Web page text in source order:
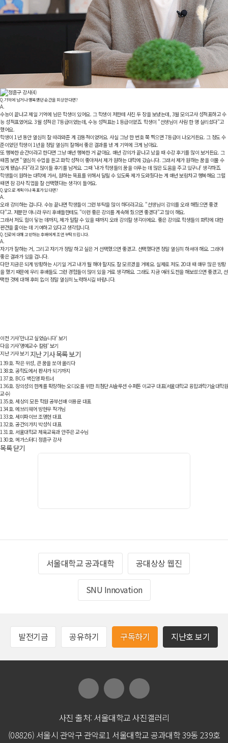
Q. 기억에 남거나 행복했던 순간을 회상한다면?
A.
수능이 끝나고 제일 기억에 남은 학생이 있어요. 그 학생이 저한테 사진 두 장을 보냈는데, 3월 모의고사 성적표하고 수
능 성적표였어요. 3월 성적은 7등급이었는데, 수능 성적표는 1등급이었죠. 학생이 "선생님이 사람 한 명 살리셨다"고
했어요.
학생이 1년 동안 열심히 잘 따라와준 게 감동적이었어요. 사실 그냥 한 번호 쭉 찍으면 7등급이 나오거든요. 그 정도 수
준이었던 학생이 1년을 정말 열심히 잘해서 좋은 결과를 낸 게 기억에 크게 남아요.
또 행복한 순간이라고 한다면 그냥 매년 행복한 거 같아요. 매년 강의가 끝나고 났을 때 수강 후기를 많이 보거든요. 그
때쯤 보면 "열심히 수업을 듣고 화학 성적이 좋아져서 제가 원하는 대학에 갔습니다. 그래서 제가 원하는 꿈을 이룰 수
있게 됐습니다"라고 많이들 후기를 남겨요. 그때 '내가 학생들의 꿈을 이루는 데 많은 도움을 주고 있구나' 생각하죠.
학생들이 원하는 대학에 가서, 원하는 목표를 위해서 달릴 수 있도록 제가 도와줬다는 게 매년 보람차고 행복해요 그럴
때면 참 강사 직업을 잘 선택했다는 생각이 들어요.
Q. 앞으로 계획이나 목표가 있다면?
A.
오래 강의하는 겁니다. 수능 끝나면 학생들이 그런 부탁을 많이 하더라고요. "선생님이 강의를 오래 해줬으면 좋겠
다"고. 저뿐만 아니라 우리 후배들한테도 "이런 좋은 강의를 계속해 줬으면 좋겠다"고 많이 해요.
그래서 저도 힘이 닿는 데까지, 제가 말할 수 있을 때까지 오래 강의할 생각이에요. 좋은 강의로 학생들의 화학에 대한
편견을 줄이는 데 기여하고 있다고 생각합니다.
Q. 진로에 대해 고민하는 후배에게 조언 부탁드립니다.
A.
자기가 잘하는 거, 그리고 자기가 정말 하고 싶은 거 선택했으면 좋겠고. 선택했다면 정말 열심히 하셔야 해요. 그래야
좋은 결과가 있을 겁니다.
다만 지금은 되게 방황하는 시기일 거고 내가 뭘 해야 할지도 잘 모르겠을 거예요. 실제로 저도 20대 때 매우 많은 방황
을 했기 때문에 우리 후배들도 그런 경험들이 많이 있을 거로 생각해요. 그래도 지금 여러 도전을 해보셨으면 좋겠고, 선
택한 것에 대해 후회 없이 정말 열심히 노력하시길 바랍니다.
이전 기사'만나고 싶었습니다' 보기
다음 기사'명예교수 칼럼' 보기
지난 기사 보기 지난 기사 목록 보기
139호. 작은 위성, 큰 꿈을 쏘아 올리다
138호. 공학도에서 판사가 되기까지
137호. BCG 백진영 파트너
136호. 창의성의 한계를 확장하는 오디오를 위한 최첨단 AI솔루션 수퍼톤 이교구 대표(서울대학교 융합과학기술대학원
교수)
135호. 세상의 모든 학원 공부선배 이용운 대표
134호. 에브리웨어 방현우 작가님
133호. 세미파이브 조명현 대표
132호. 공간의가치 박성식 대표
131호. 서울대학교 체육교육과 안주은 교수님
130호. 메가스터디 정훈구 강사
목록 닫기
서울대학교 공과대학 공대상상 웹진
SNU Innovation
발전기금 공유하기 구독하기 지난호 보기
사진 출처: 서울대학교 사진갤러리
(08826) 서울시 관악구 관악로1 서울대학교 공과대학 39동 239호